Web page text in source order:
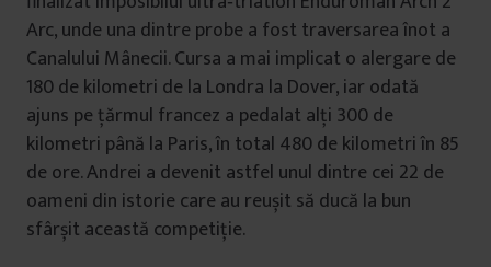
Arc, unde una dintre probe a fost traversarea înot a
Canalului Mânecii. Cursa a mai implicat o alergare de
180 de kilometri de la Londra la Dover, iar odată
ajuns pe țărmul francez a pedalat alți 300 de
kilometri până la Paris, în total 480 de kilometri în 85
de ore. Andrei a devenit astfel unul dintre cei 22 de
oameni din istorie care au reușit să ducă la bun
sfârșit această competiție.